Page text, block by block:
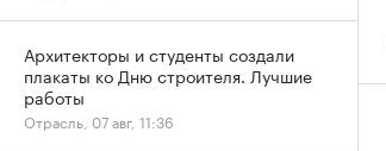
Архитекторы и студенты создали
плакаты ко Дню строителя. Лучшие
работы
Отрасль, 07 авг, 11:36